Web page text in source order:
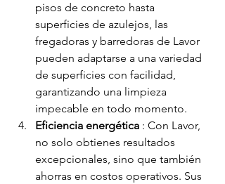
pisos de concreto hasta
superficies de azulejos, las
fregadoras y barredoras de Lavor
pueden adaptarse a una variedad
de superficies con facilidad,
garantizando una limpieza
impecable en todo momento.
Eficiencia energética : Con Lavor,
no solo obtienes resultados
excepcionales, sino que también
ahorras en costos operativos. Sus